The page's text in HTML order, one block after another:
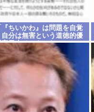
『ちいかわ』は問題を自覚
自分は無害という道徳的優
日本そのものだ」